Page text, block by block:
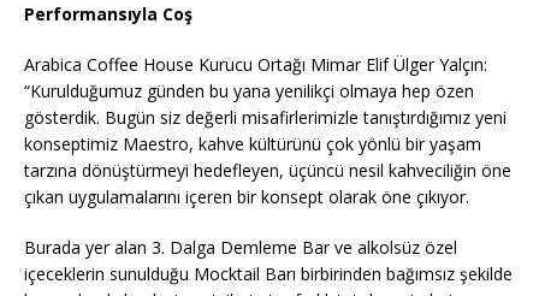
Performansıyla Coş
Arabica Coffee House Kurucu Ortağı Mimar Elif Ülger Yalçın:
“Kurulduğumuz günden bu yana yenilikçi olmaya hep özen
gösterdik. Bugün siz değerli misafirlerimizle tanıştırdığımız yeni
konseptimiz Maestro, kahve kültürünü çok yönlü bir yaşam
tarzına dönüştürmeyi hedefleyen, üçüncü nesil kahveciliğin öne
çıkan uygulamalarını içeren bir konsept olarak öne çıkıyor.
Burada yer alan 3. Dalga Demleme Bar ve alkolsüz özel
içeceklerin sunulduğu Mocktail Barı birbirinden bağımsız şekilde